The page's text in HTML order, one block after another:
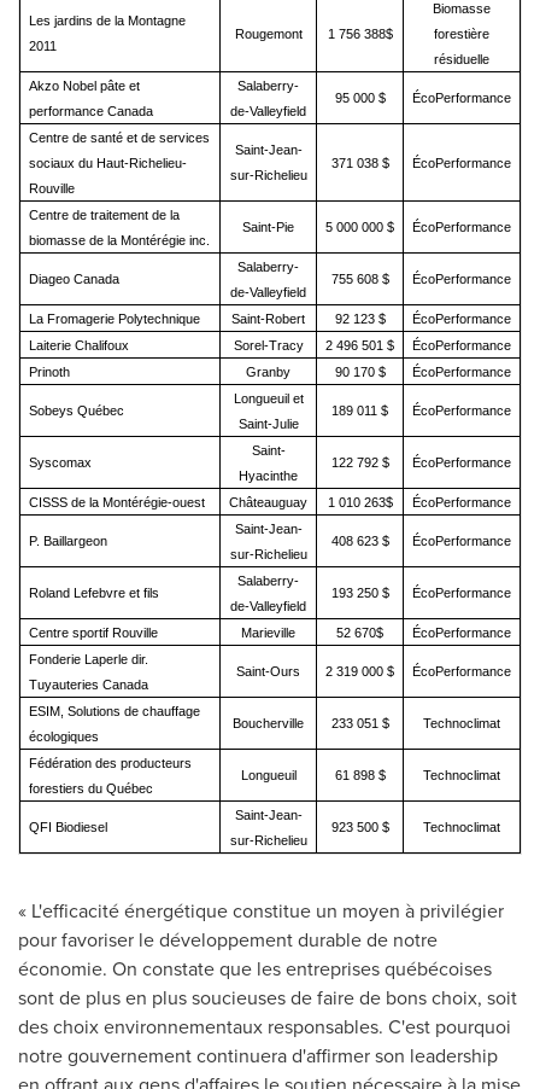
Les jardins de la Montagne
2011
Rougemont 1 756 388$
Biomasse
forestière
résiduelle
Akzo Nobel pâte et
performance Canada
Salaberry-
de-Valleyfield
95 000 $ ÉcoPerformance
Centre de santé et de services
sociaux du Haut-Richelieu-
Rouville
Saint-Jean-
sur-Richelieu
371 038 $ ÉcoPerformance
Centre de traitement de la
biomasse de la Montérégie inc.
Saint-Pie 5 000 000 $ ÉcoPerformance
Diageo Canada
Salaberry-
de-Valleyfield
755 608 $ ÉcoPerformance
La Fromagerie Polytechnique Saint-Robert 92 123 $
ÉcoPerformance
Laiterie Chalifoux
Sorel-Tracy 2 496 501 $
ÉcoPerformance
Prinoth
Granby 90 170 $ ÉcoPerformance
Sobeys Québec
Longueuil et
Saint-Julie
189 011 $ ÉcoPerformance
Syscomax
Saint-
Hyacinthe
122 792 $ ÉcoPerformance
CISSS de la Montérégie-ouest Châteauguay 1 010 263$ ÉcoPerformance
P. Baillargeon
Saint-Jean-
sur-Richelieu
408 623 $ ÉcoPerformance
Roland Lefebvre et fils
Salaberry-
de-Valleyfield
193 250 $ ÉcoPerformance
Centre sportif Rouville Marieville 52 670$
ÉcoPerformance
Fonderie Laperle dir.
Tuyauteries Canada
Saint-Ours 2 319 000 $ ÉcoPerformance
ESIM, Solutions de chauffage
écologiques
Boucherville 233 051 $ Technoclimat
Fédération des producteurs
forestiers du Québec
Longueuil 61 898 $ Technoclimat
QFI Biodiesel
Saint-Jean-
sur-Richelieu
923 500 $ Technoclimat
« L'efficacité énergétique constitue un moyen à privilégier
pour favoriser le développement durable de notre
économie. On constate que les entreprises québécoises
sont de plus en plus soucieuses de faire de bons choix, soit
des choix environnementaux responsables. C'est pourquoi
notre gouvernement continuera d'affirmer son leadership